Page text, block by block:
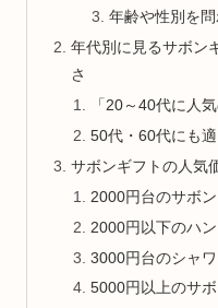
年齢や性別を
年代別に見るサボン
さ
「20～40代に人
50代・60代にも
サボンギフトの人気
2000円台のサボ
2000円以下のハ
3000円台のシャ
5000円以上のサ